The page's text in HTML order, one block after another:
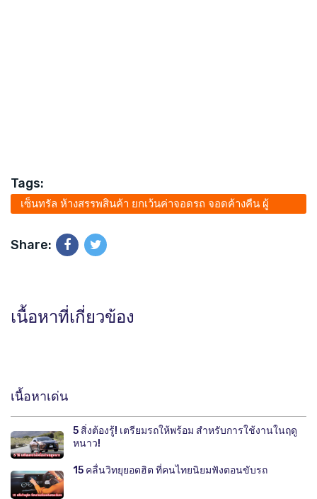
Tags:
เซ็นทรัล ห้างสรรพสินค้า ยกเว้นค่าจอดรถ จอดค้างคืน ผู้
Share:
เนื้อหาที่เกี่ยวข้อง
เนื้อหาเด่น
5 สิ่งต้องรู้! เตรียมรถให้พร้อม สำหรับการใช้งานในฤดู
หนาว!
15 คลื่นวิทยุยอดฮิต ที่คนไทยนิยมฟังตอนขับรถ